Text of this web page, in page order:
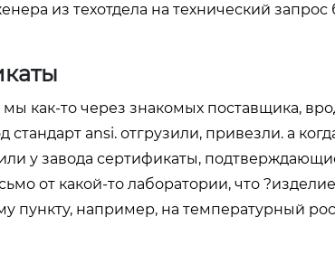
из техотдела на технический запрос
как-то через знакомых поставщика,
ansi. отгрузили, привезли. а
у завода сертификаты,
от какой-то лаборатории, что ?изделие
пункту, например, на температурный